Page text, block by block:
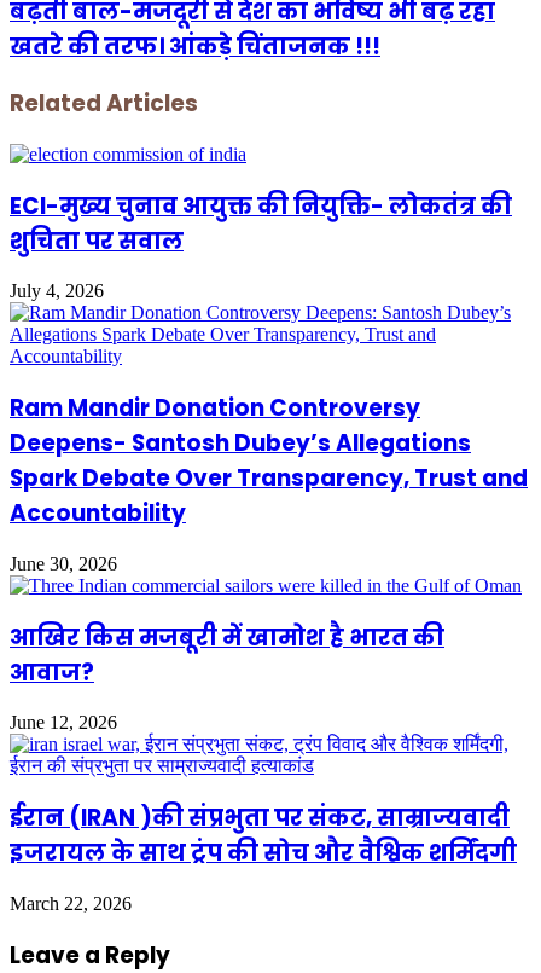
बढ़ती बाल-मजदूरी से देश का भविष्य भी बढ़ रहा
खतरे की तरफ। आंकड़े चिंताजनक !!!
Related Articles
ECI-मुख्य चुनाव आयुक्त की नियुक्ति- लोकतंत्र की
शुचिता पर सवाल
July 4, 2026
Ram Mandir Donation Controversy
Deepens- Santosh Dubey’s Allegations
Spark Debate Over Transparency, Trust and
Accountability
June 30, 2026
आखिर किस मजबूरी में खामोश है भारत की
आवाज?
June 12, 2026
ईरान (IRAN )की संप्रभुता पर संकट, साम्राज्यवादी
इजरायल के साथ ट्रंप की सोच और वैश्विक शर्मिंदगी
March 22, 2026
Leave a Reply